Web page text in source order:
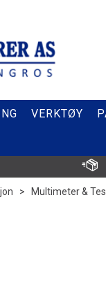
VERKTØY
> Multimeter &